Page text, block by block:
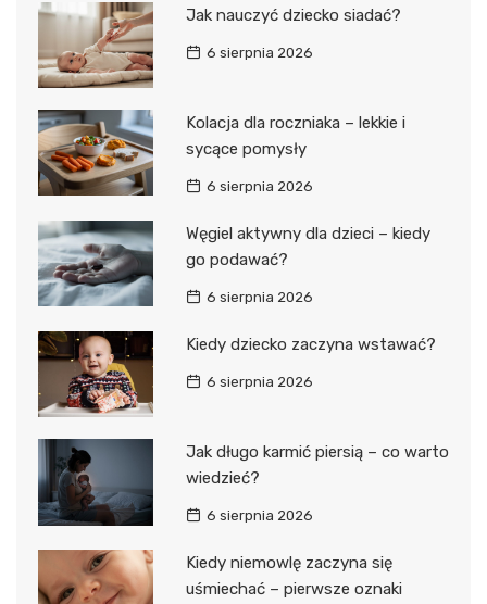
Jak nauczyć dziecko siadać?
6 sierpnia 2026
Kolacja dla roczniaka – lekkie i
sycące pomysły
6 sierpnia 2026
Węgiel aktywny dla dzieci – kiedy
go podawać?
6 sierpnia 2026
Kiedy dziecko zaczyna wstawać?
6 sierpnia 2026
Jak długo karmić piersią – co warto
wiedzieć?
6 sierpnia 2026
Kiedy niemowlę zaczyna się
uśmiechać – pierwsze oznaki